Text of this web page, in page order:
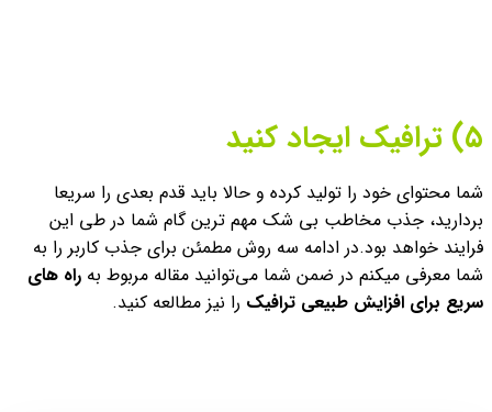
۵) ترافیک ایجاد کنید
شما محتوای خود را تولید کرده و حالا باید قدم بعدی را سریعا
بردارید،‌ جذب مخاطب بی شک مهم ترین گام شما در طی این
فرایند خواهد بود.در ادامه سه روش مطمئن برای جذب کاربر را به
شما معرفی میکنم در ضمن شما می‌توانید مقاله مربوط به راه های
سریع برای افزایش طبیعی ترافیک را نیز مطالعه کنید.